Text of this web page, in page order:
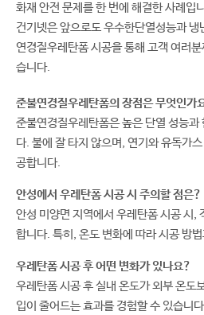
화재 안전 문제를 한 번에 해결한 사례입
건기넷은 앞으로도 우수한단열성능과
연경질우레탄폼 시공을 통해 고객 여러
습니다.
준불연경질우레탄폼의 장점은 무엇인가
준불연경질우레탄폼은 높은 단열 성능
다. 불에 잘 타지 않으며, 연기와 유독가
공합니다.
안성에서 우레탄폼 시공 시 주의할 점은?
안성 미양면 지역에서 우레탄폼 시공 시,
합니다. 특히, 온도 변화에 따라 시공 방
우레탄폼 시공 후 어떤 변화가 있나요?
우레탄폼 시공 후 실내 온도가 외부 온
입이 줄어드는 효과를 경험할 수 있습니